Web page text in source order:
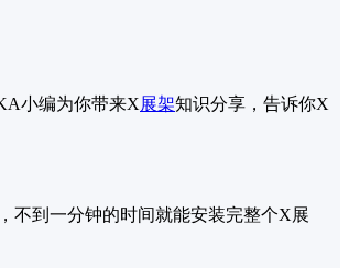
小编为你带来X展架知识分享，告诉你X
不到一分钟的时间就能安装完整个X展